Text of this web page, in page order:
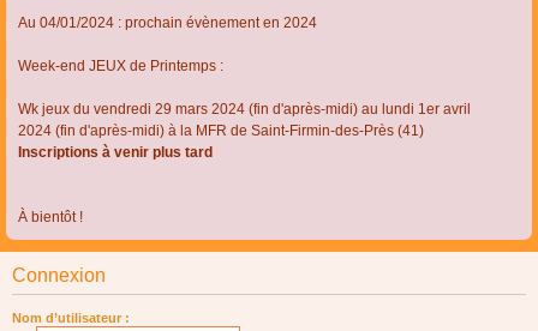
Au 04/01/2024 : prochain évènement en 2024
Week-end JEUX de Printemps :
Wk jeux du vendredi 29 mars 2024 (fin d'après-midi) au lundi 1er avril
2024 (fin d'après-midi) à la MFR de Saint-Firmin-des-Près (41)
Inscriptions à venir plus tard
À bientôt !
Connexion
Nom d’utilisateur :